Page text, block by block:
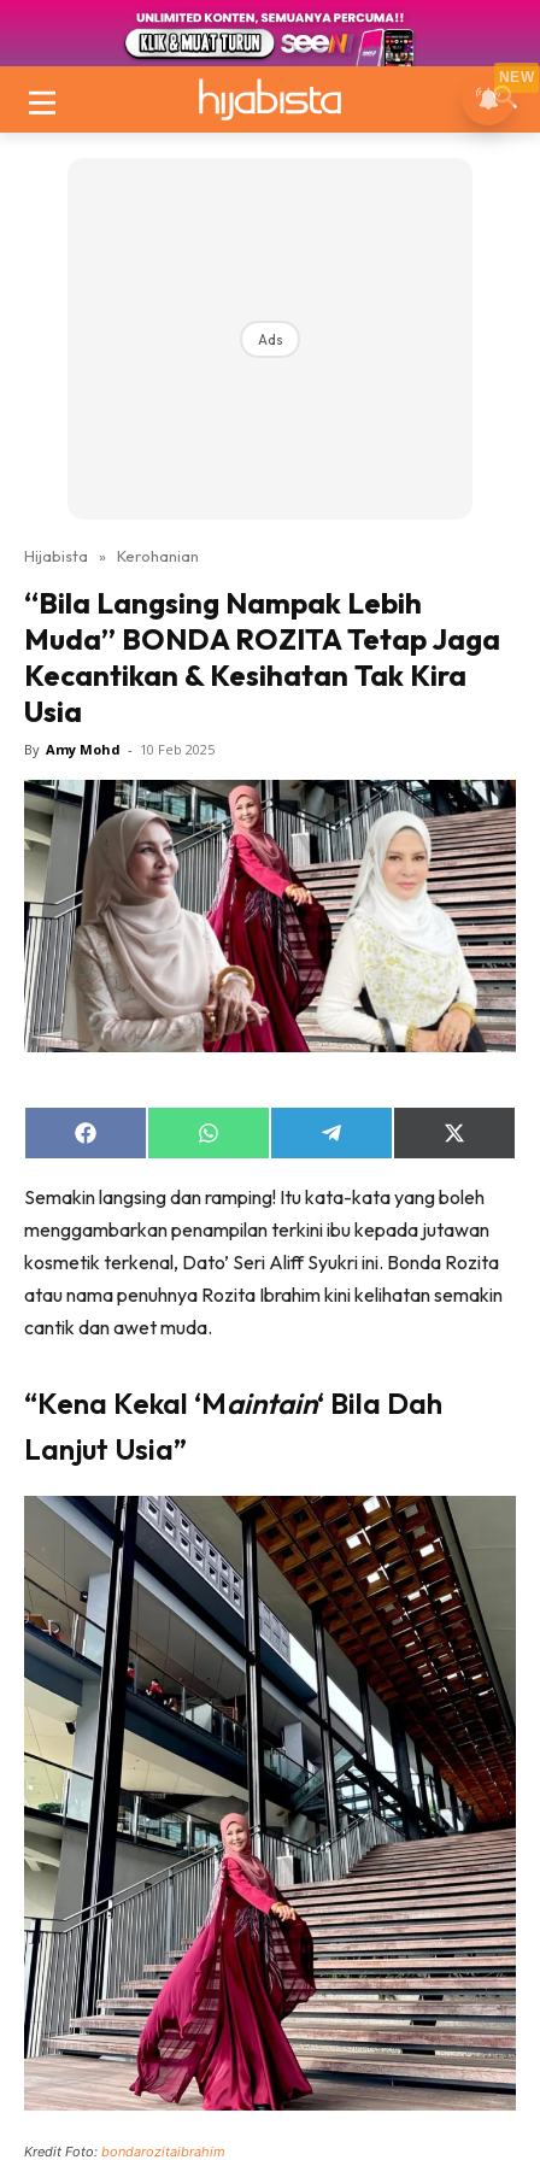
Ads
Hijabista » Kerohanian
“Bila Langsing Nampak Lebih
Muda” BONDA ROZITA Tetap Jaga
Kecantikan & Kesihatan Tak Kira
Usia
By Amy Mohd - 10 Feb 2025
Share
on
Share
on
Share
on
Share
on
(Twitter)
Semakin langsing dan ramping! Itu kata-kata yang boleh
menggambarkan penampilan terkini ibu kepada jutawan
kosmetik terkenal, Dato’ Seri Aliff Syukri ini. Bonda Rozita
atau nama penuhnya Rozita Ibrahim kini kelihatan semakin
cantik dan awet muda.
“Kena Kekal ‘Maintain‘ Bila Dah
Lanjut Usia”
Kredit Foto: bondarozitaibrahim
NEW